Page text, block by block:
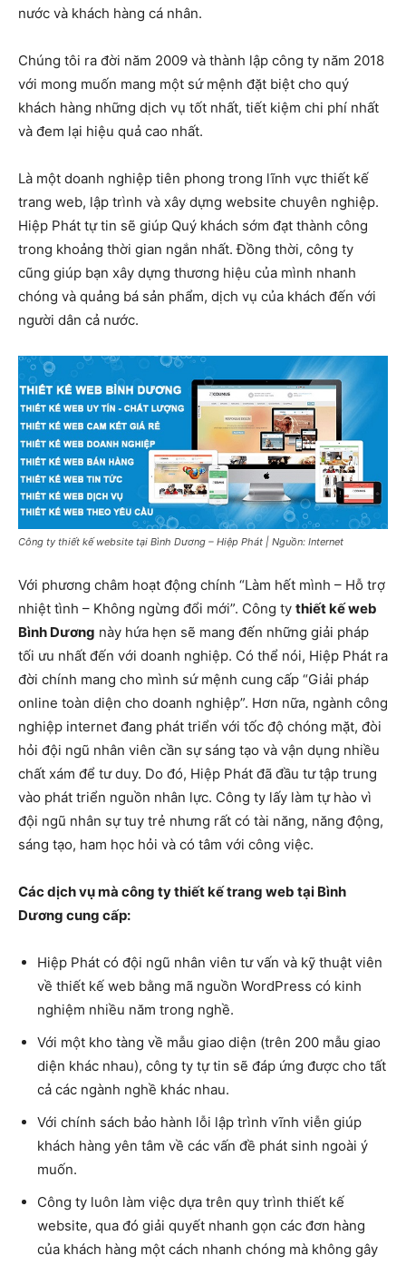
nước và khách hàng cá nhân.
Chúng tôi ra đời năm 2009 và thành lập công ty năm 2018
với mong muốn mang một sứ mệnh đặt biệt cho quý
khách hàng những dịch vụ tốt nhất, tiết kiệm chi phí nhất
và đem lại hiệu quả cao nhất.
Là một doanh nghiệp tiên phong trong lĩnh vực thiết kế
trang web, lập trình và xây dựng website chuyên nghiệp.
Hiệp Phát tự tin sẽ giúp Quý khách sớm đạt thành công
trong khoảng thời gian ngắn nhất. Đồng thời, công ty
cũng giúp bạn xây dựng thương hiệu của mình nhanh
chóng và quảng bá sản phẩm, dịch vụ của khách đến với
người dân cả nước.
Công ty thiết kế website tại Bình Dương – Hiệp Phát | Nguồn: Internet
Với phương châm hoạt động chính “Làm hết mình – Hỗ trợ
nhiệt tình – Không ngừng đổi mới”. Công ty thiết kế web
Bình Dương này hứa hẹn sẽ mang đến những giải pháp
tối ưu nhất đến với doanh nghiệp. Có thể nói, Hiệp Phát ra
đời chính mang cho mình sứ mệnh cung cấp “Giải pháp
online toàn diện cho doanh nghiệp”. Hơn nữa, ngành công
nghiệp internet đang phát triển với tốc độ chóng mặt, đòi
hỏi đội ngũ nhân viên cần sự sáng tạo và vận dụng nhiều
chất xám để tư duy. Do đó, Hiệp Phát đã đầu tư tập trung
vào phát triển nguồn nhân lực. Công ty lấy làm tự hào vì
đội ngũ nhân sự tuy trẻ nhưng rất có tài năng, năng động,
sáng tạo, ham học hỏi và có tâm với công việc.
Các dịch vụ mà công ty thiết kế trang web tại Bình
Dương cung cấp:
Hiệp Phát có đội ngũ nhân viên tư vấn và kỹ thuật viên
về thiết kế web bằng mã nguồn WordPress có kinh
nghiệm nhiều năm trong nghề.
Với một kho tàng về mẫu giao diện (trên 200 mẫu giao
diện khác nhau), công ty tự tin sẽ đáp ứng được cho tất
cả các ngành nghề khác nhau.
Với chính sách bảo hành lỗi lập trình vĩnh viễn giúp
khách hàng yên tâm về các vấn đề phát sinh ngoài ý
muốn.
Công ty luôn làm việc dựa trên quy trình thiết kế
website, qua đó giải quyết nhanh gọn các đơn hàng
của khách hàng một cách nhanh chóng mà không gây